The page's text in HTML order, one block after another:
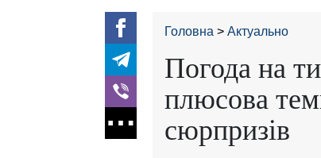
Головна Актуально
Погода на
плюсова
сюрпризів